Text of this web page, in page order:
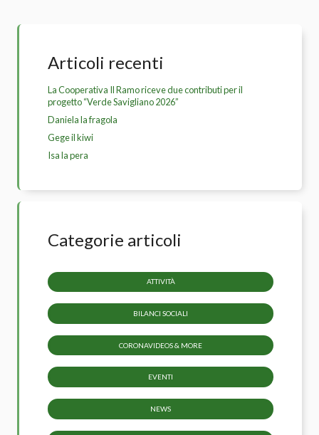
Articoli recenti
La Cooperativa Il Ramo riceve due contributi per il
progetto “Verde Savigliano 2026”
Daniela la fragola
Gege il kiwi
Isa la pera
Categorie articoli
ATTIVITÀ
BILANCI SOCIALI
CORONAVIDEOS & MORE
EVENTI
NEWS